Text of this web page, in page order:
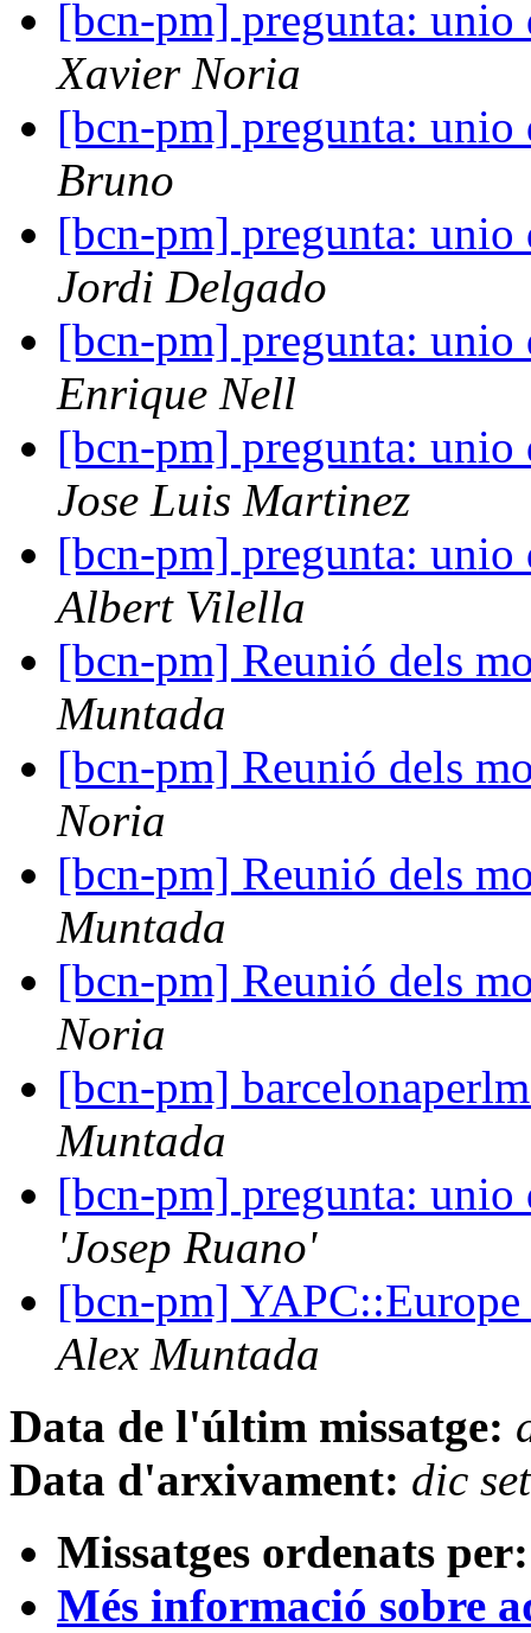
[bcn-pm] pregunta: unio
Xavier Noria
[bcn-pm] pregunta: unio
Bruno
[bcn-pm] pregunta: unio
Jordi Delgado
[bcn-pm] pregunta: unio
Enrique Nell
[bcn-pm] pregunta: unio
Jose Luis Martinez
[bcn-pm] pregunta: unio
Albert Vilella
[bcn-pm] Reunió dels
Muntada
[bcn-pm] Reunió dels
Noria
[bcn-pm] Reunió dels
Muntada
[bcn-pm] Reunió dels
Noria
[bcn-pm]
Muntada
[bcn-pm] pregunta: unio
'Josep Ruano'
[bcn-pm]
Alex Muntada
Data de l'últim missatge:
Data d'arxivament: dic
Missatges ordenats per:
Més informació sobre